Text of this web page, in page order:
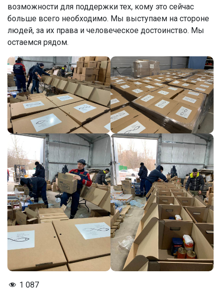
возможности для поддержки тех, кому это сейчас
больше всего необходимо. Мы выступаем на стороне
людей, за их права и человеческое достоинство. Мы
остаемся рядом.
1 087